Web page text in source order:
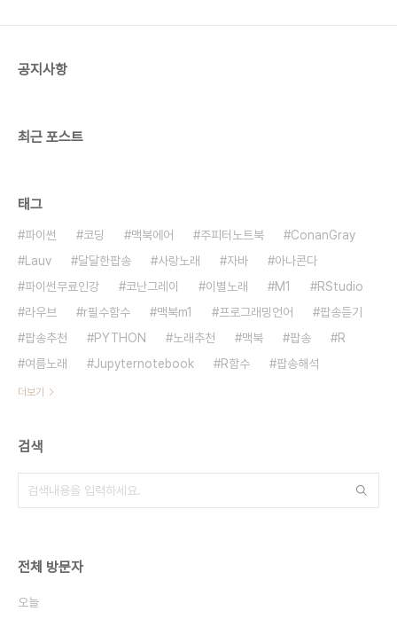
를 배울 필요성이 생겨 시작하게 되었습니다. 지금까
공지사항
최근 포스트
태그
파이썬 코딩 맥북에어 주피터노트북
ConanGray
Lauv
달달한팝송 사랑노래 자바
아나콘다
파이썬무료인강
코난그레이 이별노래 M1
RStudio
라우브
r필수함수 맥북m1 프로그래밍언어
팝송듣기
팝송추천
PYTHON 노래추천 맥북 팝송
R
여름노래
Jupyternotebook R함수 팝송해석
더보기
검색
전체 방문자
오늘